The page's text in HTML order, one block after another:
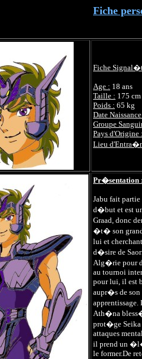
Fiche
Fiche
Age : 18 ans
Taille : 175 cm
Poids : 65 kg
Date
Groupe
Pays d'Origine
Lieu
Pr�sentation
Jabu fait partie
d�but et est
Graad, donc
�t� son
lui et
d�sire de
Alg�rie pour
au tournoi
pour lui, il est
aupr�s de
Ath�na
prot�ge Seika
attaques
il prend un
le former.De